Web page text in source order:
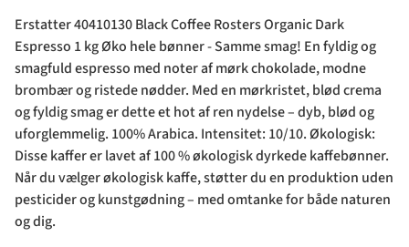
Erstatter 40410130 Black Coffee Rosters Organic Dark
Espresso 1 kg Øko hele bønner - Samme smag! En fyldig og
smagfuld espresso med noter af mørk chokolade, modne
brombær og ristede nødder. Med en mørkristet, blød crema
og fyldig smag er dette et hot af ren nydelse – dyb, blød og
uforglemmelig. 100% Arabica. Intensitet: 10/10. Økologisk:
Disse kaffer er lavet af 100 % økologisk dyrkede kaffebønner.
Når du vælger økologisk kaffe, støtter du en produktion uden
pesticider og kunstgødning – med omtanke for både naturen
og dig.